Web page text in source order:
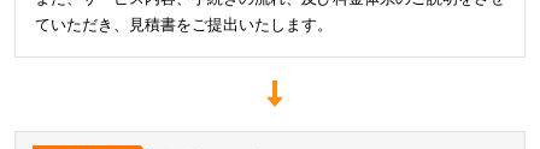
ていただき、見積書をご提出いたします。